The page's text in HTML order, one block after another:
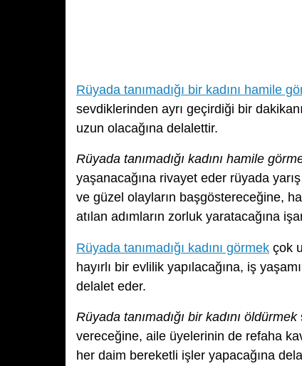
Rüyada tanımadığı bir kadını hamile
sevdiklerinden ayrı geçirdiği bir
uzun olacağına delalettir.
Rüyada tanımadığı kadını hamile
yaşanacağına rivayet eder rüyada
ve güzel olayların başgöstereceğine,
atılan adımların zorluk yaratacağına
Rüyada tanımadığı kadını görmek çok
hayırlı bir evlilik yapılacağına, iş
delalet eder.
Rüyada tanımadığı bir kadını öldürmek
vereceğine, aile üyelerinin de refaha
her daim bereketli işler yapacağına